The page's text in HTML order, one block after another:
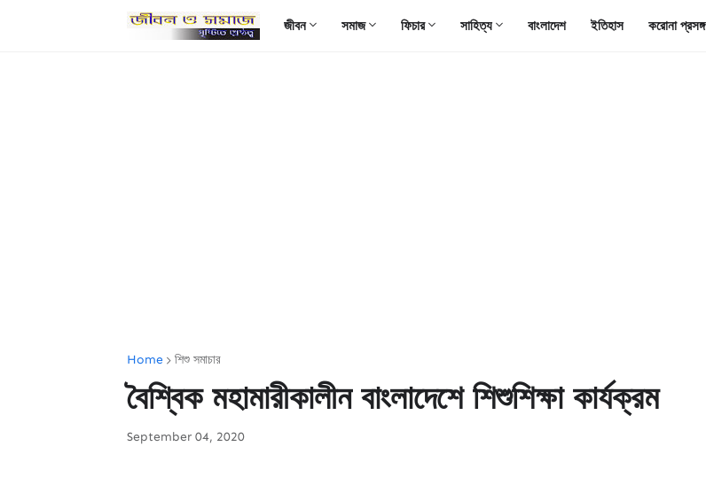
জীবন সমাজ ফিচার সাহিত্য বাংলাদেশ ইতিহাস করোনা প্রসঙ্গ
Home শিশু সমাচার
বৈশ্বিক মহামারীকালীন বাংলাদেশে শিশুশিক্ষা কার্যক্রম
September 04, 2020